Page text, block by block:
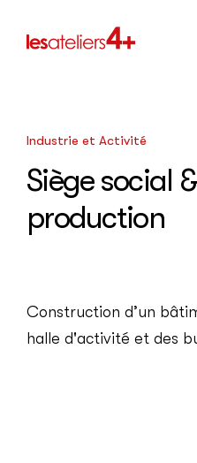
Industrie et Activité
Siège social
production
Construction d’un
halle d'activité et des